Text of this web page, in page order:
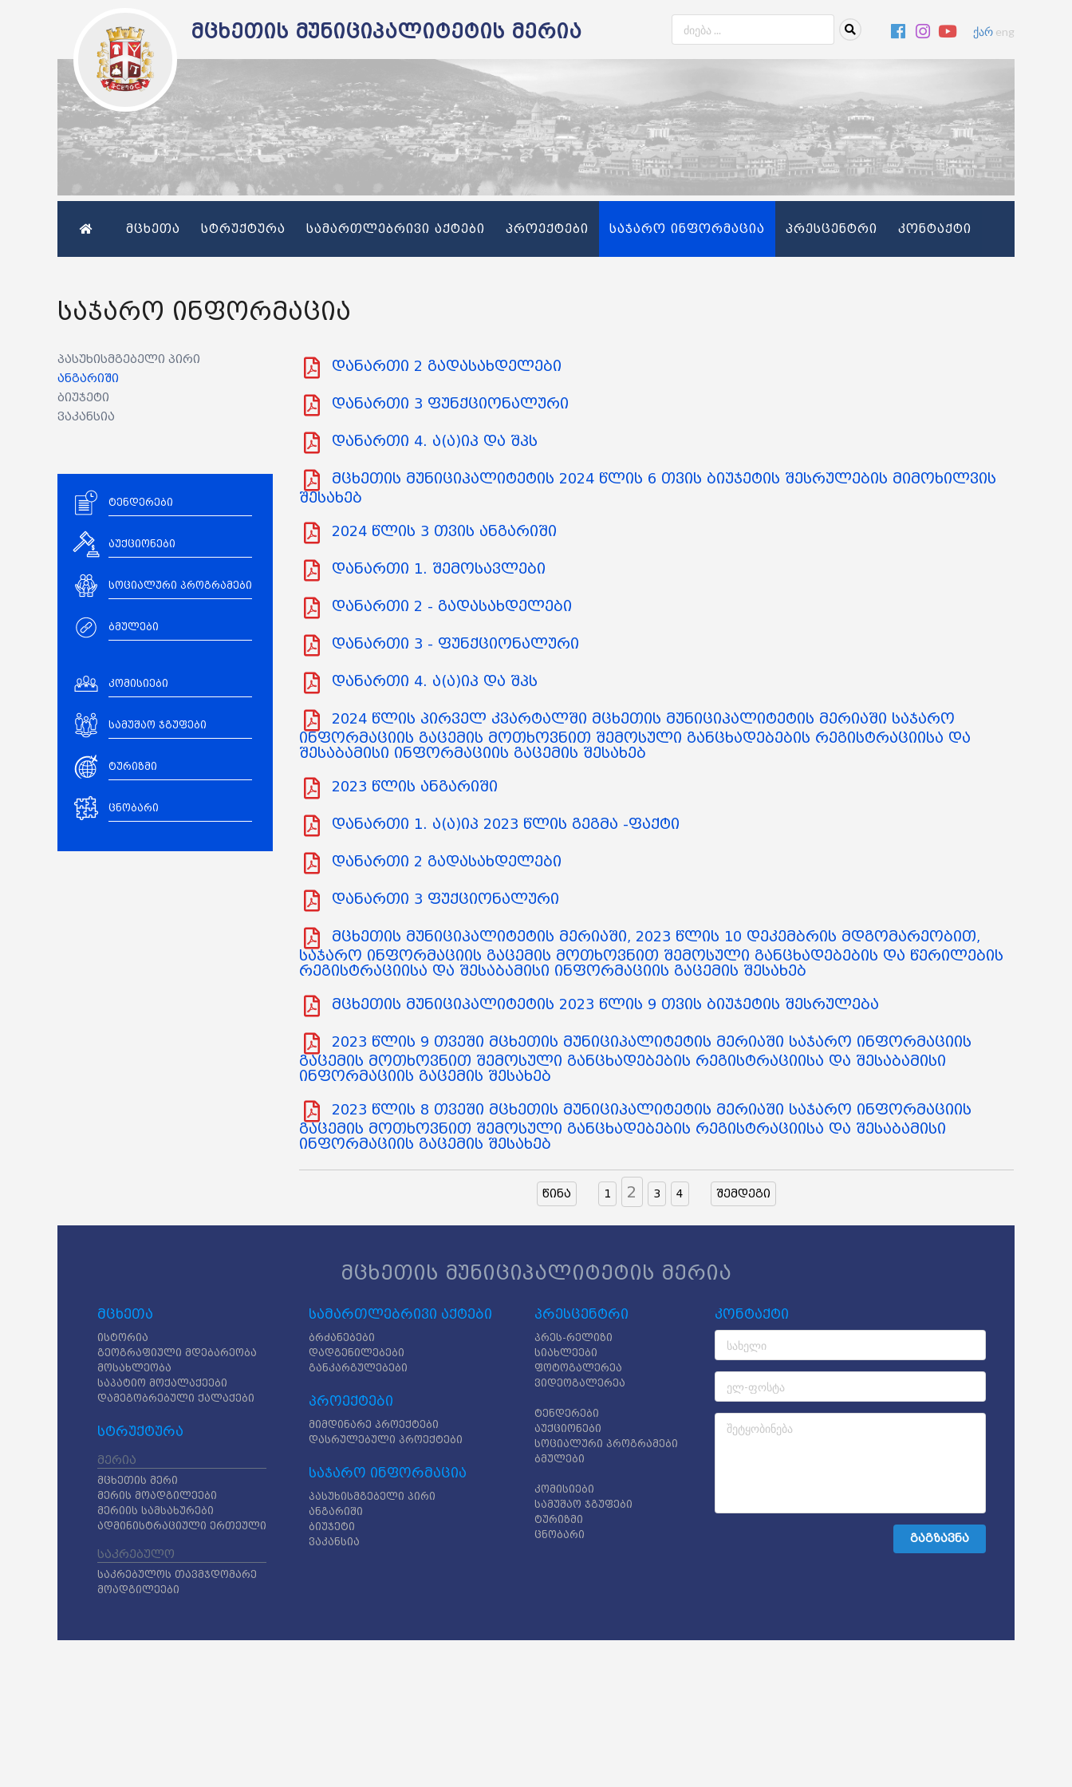
მცხეთის მუნიციპალიტეტის მერია ქარ eng
მცხეთა სტრუქტურა სამართლებრივი აქტები პროექტები საჯარო ინფორმაცია პრესცენტრი კონტაქტი
საჯარო ინფორმაცია
პასუხისმგებელი პირი
ანგარიში
ბიუჯეტი
ვაკანსია
ტენდერები
აუქციონები
სოციალური პროგრამები
ბმულები
კომისიები
სამუშაო ჯგუფები
ტურიზმი
ცნობარი
დანართი 2 გადასახდელები
დანართი 3 ფუნქციონალური
დანართი 4. ა(ა)იპ და შპს
მცხეთის მუნიციპალიტეტის 2024 წლის 6 თვის ბიუჯეტის შესრულების მიმოხილვის
შესახებ
2024 წლის 3 თვის ანგარიში
დანართი 1. შემოსავლები
დანართი 2 - გადასახდელები
დანართი 3 - ფუნქციონალური
დანართი 4. ა(ა)იპ და შპს
2024 წლის პირველ კვარტალში მცხეთის მუნიციპალიტეტის მერიაში საჯარო
ინფორმაციის გაცემის მოთხოვნით შემოსული განცხადებების რეგისტრაციისა და
შესაბამისი ინფორმაციის გაცემის შესახებ
2023 წლის ანგარიში
დანართი 1. ა(ა)იპ 2023 წლის გეგმა -ფაქტი
დანართი 2 გადასახდელები
დანართი 3 ფუქციონალური
მცხეთის მუნიციპალიტეტის მერიაში, 2023 წლის 10 დეკემბრის მდგომარეობით,
საჯარო ინფორმაციის გაცემის მოთხოვნით შემოსული განცხადებების და წერილების
რეგისტრაციისა და შესაბამისი ინფორმაციის გაცემის შესახებ
მცხეთის მუნიციპალიტეტის 2023 წლის 9 თვის ბიუჯეტის შესრულება
2023 წლის 9 თვეში მცხეთის მუნიციპალიტეტის მერიაში საჯარო ინფორმაციის
გაცემის მოთხოვნით შემოსული განცხადებების რეგისტრაციისა და შესაბამისი
ინფორმაციის გაცემის შესახებ
2023 წლის 8 თვეში მცხეთის მუნიციპალიტეტის მერიაში საჯარო ინფორმაციის
გაცემის მოთხოვნით შემოსული განცხადებების რეგისტრაციისა და შესაბამისი
ინფორმაციის გაცემის შესახებ
წინა 1 2 3 4 შემდეგი
მცხეთის მუნიციპალიტეტის მერია
მცხეთა
ისტორია
გეოგრაფიული მდებარეობა
მოსახლეობა
საპატიო მოქალაქეები
დამეგობრებული ქალაქები
სტრუქტურა
მერია
მცხეთის მერი
მერის მოადგილეები
მერიის სამსახურები
ადმინისტრაციული ერთეული
საკრებულო
საკრებულოს თავმჯდომარე
მოადგილეები
სამართლებრივი აქტები
ბრძანებები
დადგენილებები
განკარგულებები
პროექტები
მიმდინარე პროექტები
დასრულებული პროექტები
საჯარო ინფორმაცია
პასუხისმგებელი პირი
ანგარიში
ბიუჯეტი
ვაკანსია
პრესცენტრი
პრეს-რელიზი
სიახლეები
ფოტოგალერეა
ვიდეოგალერეა
ტენდერები
აუქციონები
სოციალური პროგრამები
ბმულები
კომისიები
სამუშაო ჯგუფები
ტურიზმი
ცნობარი
კონტაქტი
გაგზავნა